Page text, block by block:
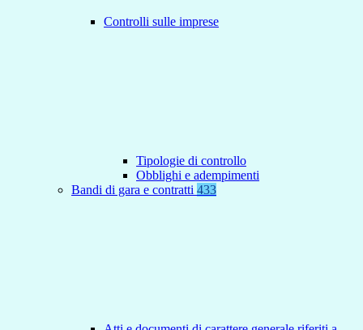
Controlli sulle imprese
Tipologie di controllo
Obblighi e adempimenti
Bandi di gara e contratti 433